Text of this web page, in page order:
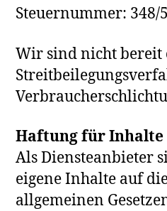
Steuernummer: 348/
Wir sind nicht bereit
Haftung für Inhalte
Als Diensteanbieter
eigene Inhalte auf
allgemeinen